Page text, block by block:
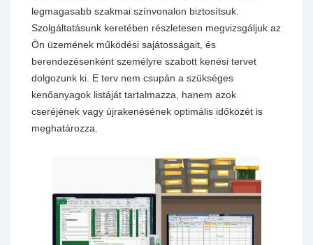
legmagasabb szakmai színvonalon biztosítsuk.
Szolgáltatásunk keretében részletesen megvizsgáljuk az
Ön üzemének működési sajátosságait, és
berendezésenként személyre szabott kenési tervet
dolgozunk ki. E terv nem csupán a szükséges
kenőanyagok listáját tartalmazza, hanem azok
cseréjének vagy újrakenésének optimális időközét is
meghatározza.